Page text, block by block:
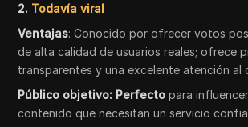
2. Todavía viral
Ventajas: Conocido por ofrecer votos
de alta calidad de usuarios reales; ofrece
transparentes y una excelente atención al
Público objetivo: Perfecto para
contenido que necesitan un servicio